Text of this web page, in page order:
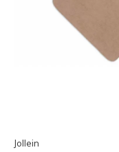
Jollein